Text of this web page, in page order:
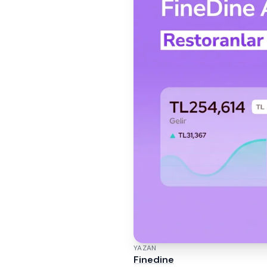
YAZAN
Finedine